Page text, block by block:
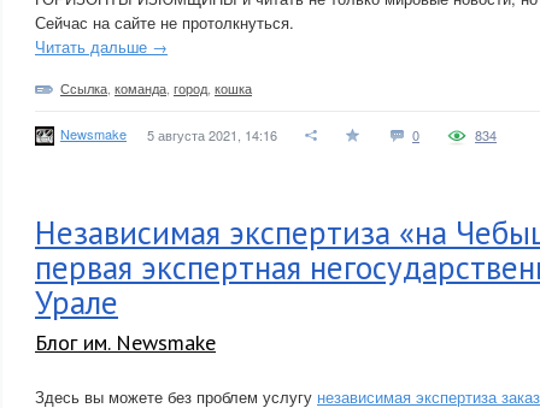
Сейчас на сайте не протолкнуться.
Читать дальше →
Ссылка команда город кошка
Newsmake 5 августа 2021, 14:16 0 834
Независимая экспертиза «на
первая экспертная
Урале
Блог им. Newsmake
Здесь вы можете без проблем услугу независимая экспертиза